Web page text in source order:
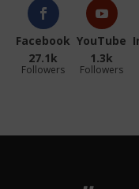
Facebook
27.1k
Followers
YouTube
1.3k
Followers